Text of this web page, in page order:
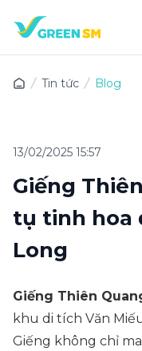
Tin tức Blog
13/02/2025 15:57
Giếng
tụ tinh hoa
Long
Giếng Thiên
khu di tích Văn
Giếng không chỉ